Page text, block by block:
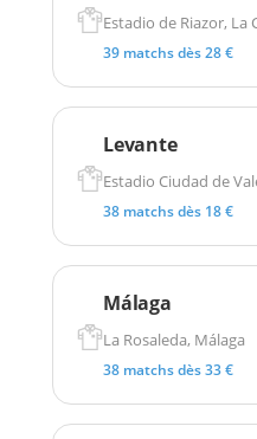
Estadio de Riazor, La
39 matchs dès 28 €
Levante
Estadio Ciudad de
38 matchs dès 18 €
Málaga
La Rosaleda, Málaga
38 matchs dès 33 €